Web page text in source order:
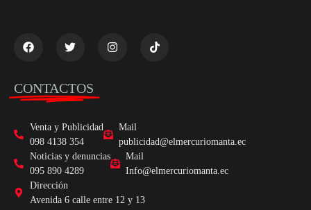
CONTACTOS
Venta y Publicidad
098 4138 354
Mail
publicidad@elmercuriomanta.ec
Noticias y denuncias
095 890 4289
Mail
Info@elmercuriomanta.ec
Dirección
Avenida 6 calle entre 12 y 13